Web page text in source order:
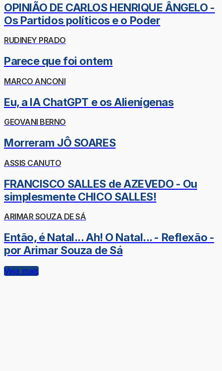
OPINIÃO DE CARLOS HENRIQUE ÂNGELO -
Os Partidos políticos e o Poder
RUDINEY PRADO
Parece que foi ontem
MARCO ANCONI
Eu, a IA ChatGPT e os Alienígenas
GEOVANI BERNO
Morreram JÔ SOARES
ASSIS CANUTO
FRANCISCO SALLES de AZEVEDO - Ou
simplesmente CHICO SALLES!
ARIMAR SOUZA DE SÁ
Então, é Natal... Ah! O Natal... - Reflexão -
por Arimar Souza de Sá
Veja mais